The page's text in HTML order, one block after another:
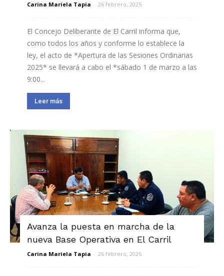
Carina Mariela Tapia - 26 febrero, 2025
El Concejo Deliberante de El Carril informa que,
como todos los años y conforme lo establece la
ley, el acto de *Apertura de las Sesiones Ordinarias
2025* se llevará a cabo el *sábado 1 de marzo a las
9:00...
Leer más
Avanza la puesta en marcha de la
nueva Base Operativa en El Carril
Carina Mariela Tapia - 26 febrero, 2025